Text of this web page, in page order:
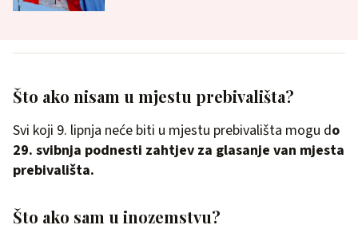
Što ako nisam u mjestu prebivališta?
Svi koji 9. lipnja neće biti u mjestu prebivališta mogu do
29. svibnja podnesti zahtjev za glasanje van mjesta
prebivališta.
Što ako sam u inozemstvu?